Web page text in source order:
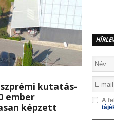
kutatás-
ember
képzett
A